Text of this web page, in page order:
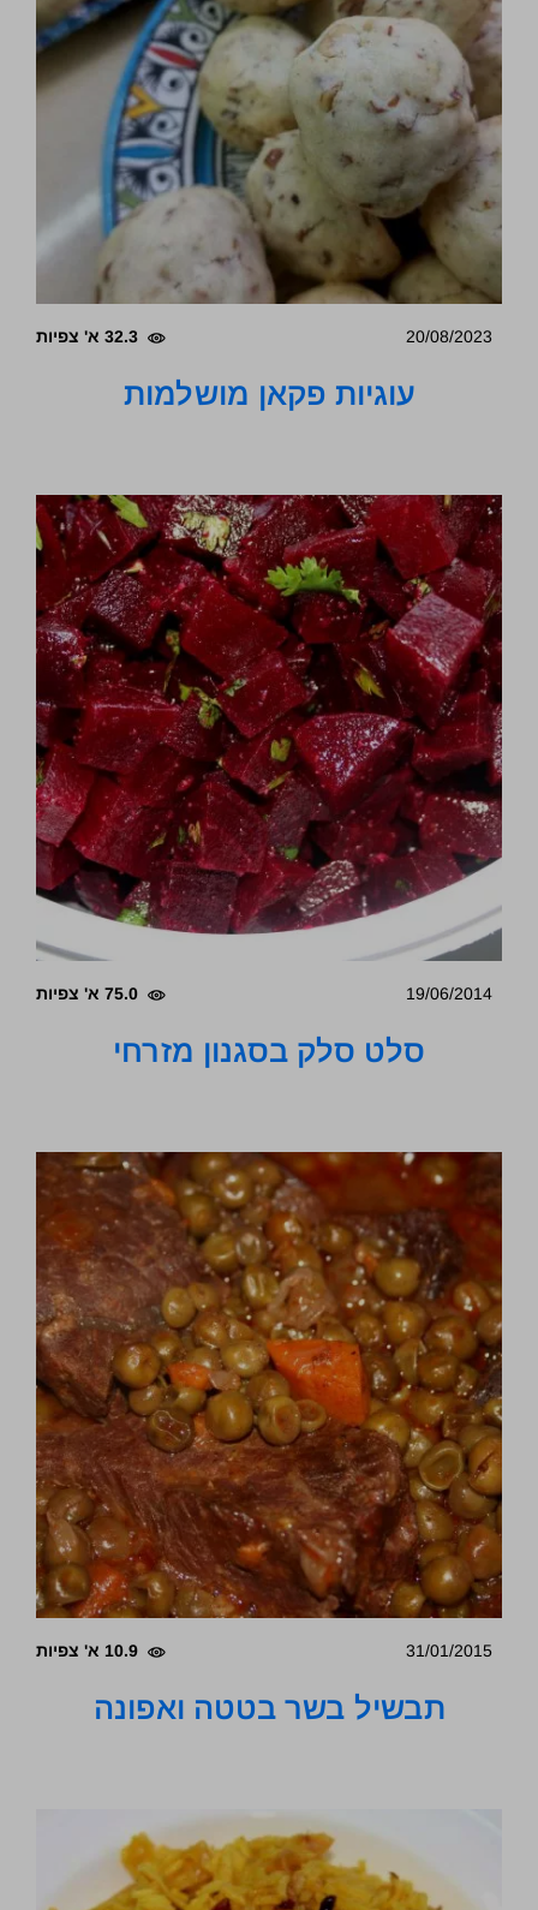
20/08/2023 32.3 א' צפיות
עוגיות פקאן מושלמות
19/06/2014 75.0 א' צפיות
סלט סלק בסגנון מזרחי
31/01/2015 10.9 א' צפיות
תבשיל בשר בטטה ואפונה